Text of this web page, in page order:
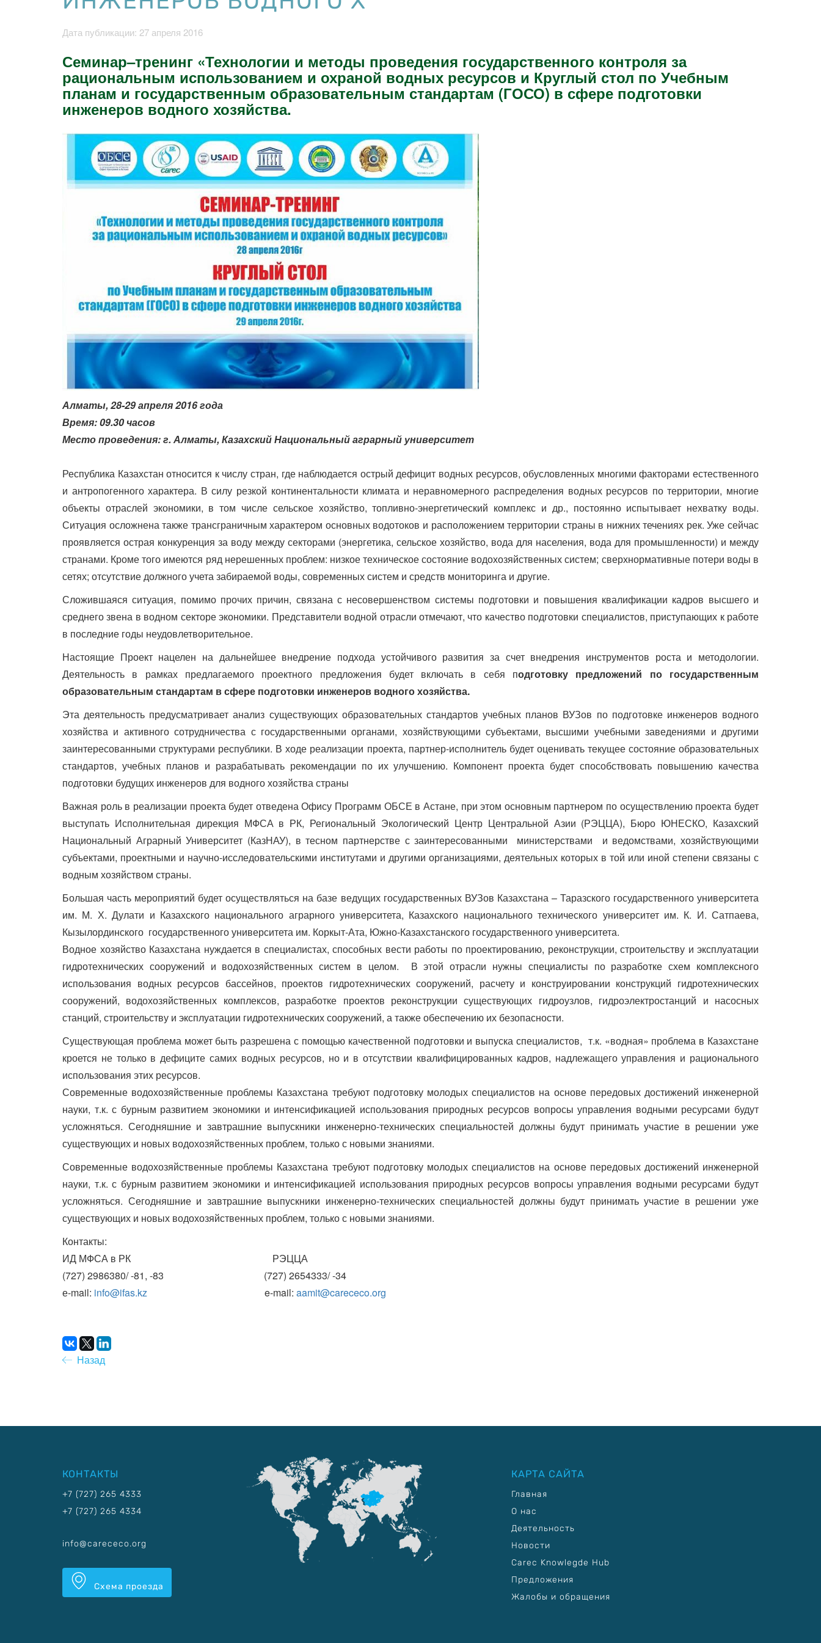
Дата публикации: 27 апреля 2016
Семинар–тренинг «Технологии и методы проведения государственного контроля за
рациональным использованием и охраной водных ресурсов и Круглый стол по Учебным
планам и государственным образовательным стандартам (ГОСО) в сфере подготовки
инженеров водного хозяйства.
Алматы, 28-29 апреля 2016 года
Время: 09.30 часов
Место проведения: г. Алматы, Казахский Национальный аграрный университет
Республика Казахстан относится к числу стран, где наблюдается острый дефицит водных ресурсов, обусловленных многими факторами естественного
и антропогенного характера. В силу резкой континентальности климата и неравномерного распределения водных ресурсов по территории, многие
объекты отраслей экономики, в том числе сельское хозяйство, топливно-энергетический комплекс и др., постоянно испытывает нехватку воды.
Ситуация осложнена также трансграничным характером основных водотоков и расположением территории страны в нижних течениях рек. Уже сейчас
проявляется острая конкуренция за воду между секторами (энергетика, сельское хозяйство, вода для населения, вода для промышленности) и между
странами. Кроме того имеются ряд нерешенных проблем: низкое техническое состояние водохозяйственных систем; сверхнормативные потери воды в
сетях; отсутствие должного учета забираемой воды, современных систем и средств мониторинга и другие.
Сложившаяся ситуация, помимо прочих причин, связана с несовершенством системы подготовки и повышения квалификации кадров высшего и
среднего звена в водном секторе экономики. Представители водной отрасли отмечают, что качество подготовки специалистов, приступающих к работе
в последние годы неудовлетворительное.
Настоящие Проект нацелен на дальнейшее внедрение подхода устойчивого развития за счет внедрения инструментов роста и методологии.
Деятельность в рамках предлагаемого проектного предложения будет включать в себя подготовку предложений по государственным
образовательным стандартам в сфере подготовки инженеров водного хозяйства.
Эта деятельность предусматривает анализ существующих образовательных стандартов учебных планов ВУЗов по подготовке инженеров водного
хозяйства и активного сотрудничества с государственными органами, хозяйствующими субъектами, высшими учебными заведениями и другими
заинтересованными структурами республики. В ходе реализации проекта, партнер-исполнитель будет оценивать текущее состояние образовательных
стандартов, учебных планов и разрабатывать рекомендации по их улучшению. Компонент проекта будет способствовать повышению качества
подготовки будущих инженеров для водного хозяйства страны
Важная роль в реализации проекта будет отведена Офису Программ ОБСЕ в Астане, при этом основным партнером по осуществлению проекта будет
выступать Исполнительная дирекция МФСА в РК, Региональный Экологический Центр Центральной Азии (РЭЦЦА), Бюро ЮНЕСКО, Казахский
Национальный Аграрный Университет (КазНАУ), в тесном партнерстве с заинтересованными министерствами и ведомствами, хозяйствующими
субъектами, проектными и научно-исследовательскими институтами и другими организациями, деятельных которых в той или иной степени связаны с
водным хозяйством страны.
Большая часть мероприятий будет осуществляться на базе ведущих государственных ВУЗов Казахстана – Таразского государственного университета
им. М. Х. Дулати и Казахского национального аграрного университета, Казахского национального технического университет им. К. И. Сатпаева,
Кызылординского государственного университета им. Коркыт-Ата, Южно-Казахстанского государственного университета.
Водное хозяйство Казахстана нуждается в специалистах, способных вести работы по проектированию, реконструкции, строительству и эксплуатации
гидротехнических сооружений и водохозяйственных систем в целом. В этой отрасли нужны специалисты по разработке схем комплексного
использования водных ресурсов бассейнов, проектов гидротехнических сооружений, расчету и конструировании конструкций гидротехнических
сооружений, водохозяйственных комплексов, разработке проектов реконструкции существующих гидроузлов, гидроэлектростанций и насосных
станций, строительству и эксплуатации гидротехнических сооружений, а также обеспечению их безопасности.
Существующая проблема может быть разрешена с помощью качественной подготовки и выпуска специалистов, т.к. «водная» проблема в Казахстане
кроется не только в дефиците самих водных ресурсов, но и в отсутствии квалифицированных кадров, надлежащего управления и рационального
использования этих ресурсов.
Современные водохозяйственные проблемы Казахстана требуют подготовку молодых специалистов на основе передовых достижений инженерной
науки, т.к. с бурным развитием экономики и интенсификацией использования природных ресурсов вопросы управления водными ресурсами будут
усложняться. Сегодняшние и завтрашние выпускники инженерно-технических специальностей должны будут принимать участие в решении уже
существующих и новых водохозяйственных проблем, только с новыми знаниями.
Современные водохозяйственные проблемы Казахстана требуют подготовку молодых специалистов на основе передовых достижений инженерной
науки, т.к. с бурным развитием экономики и интенсификацией использования природных ресурсов вопросы управления водными ресурсами будут
усложняться. Сегодняшние и завтрашние выпускники инженерно-технических специальностей должны будут принимать участие в решении уже
существующих и новых водохозяйственных проблем, только с новыми знаниями.
Контакты:
ИД МФСА в РК РЭЦЦА
(727) 2986380/ -81, -83 (727) 2654333/ -34
е-mail: info@ifas.kz e-mail: aamit@carececo.org
Назад
КОНТАКТЫ
+7 (727) 265 4333
+7 (727) 265 4334
info@carececo.org
Схема проезда
КАРТА САЙТА
Главная
О нас
Деятельность
Новости
Carec Knowlegde Hub
Предложения
Жалобы и обращения